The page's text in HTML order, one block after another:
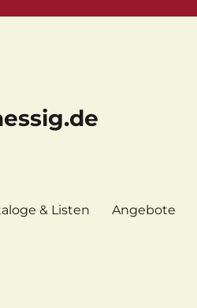
& Listen Angebote